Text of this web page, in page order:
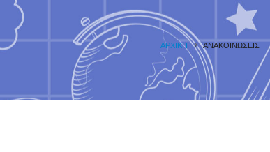
ΑΡΧΙΚΉ ΑΝΑΚΟΙΝΩΣΕΙΣ